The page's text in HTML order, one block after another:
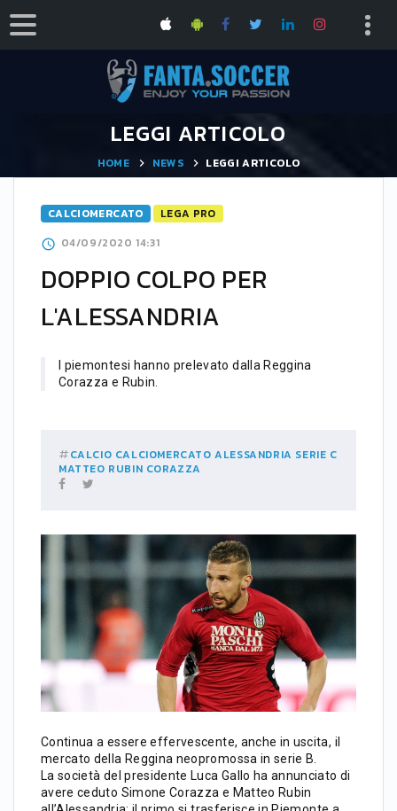
LEGGI ARTICOLO
HOME NEWS LEGGI ARTICOLO
CALCIOMERCATO
LEGA PRO
04/09/2020 14:31
DOPPIO COLPO PER
L'ALESSANDRIA
I piemontesi hanno prelevato dalla Reggina
Corazza e Rubin.
CALCIO CALCIOMERCATO ALESSANDRIA SERIE C
MATTEO RUBIN CORAZZA
Continua a essere effervescente, anche in uscita, il
mercato della Reggina neopromossa in serie B.
La società del presidente Luca Gallo ha annunciato di
avere ceduto Simone Corazza e Matteo Rubin